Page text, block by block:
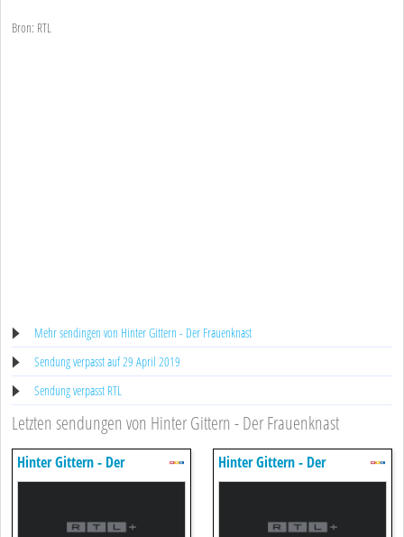
Bron: RTL
Mehr sendingen von Hinter Gittern - Der Frauenknast
Sendung verpasst auf 29 April 2019
Sendung verpasst RTL
Letzten sendungen von Hinter Gittern - Der Frauenknast
Hinter Gittern - Der
Frauenknast
Hinter Gittern - Der
Frauenknast